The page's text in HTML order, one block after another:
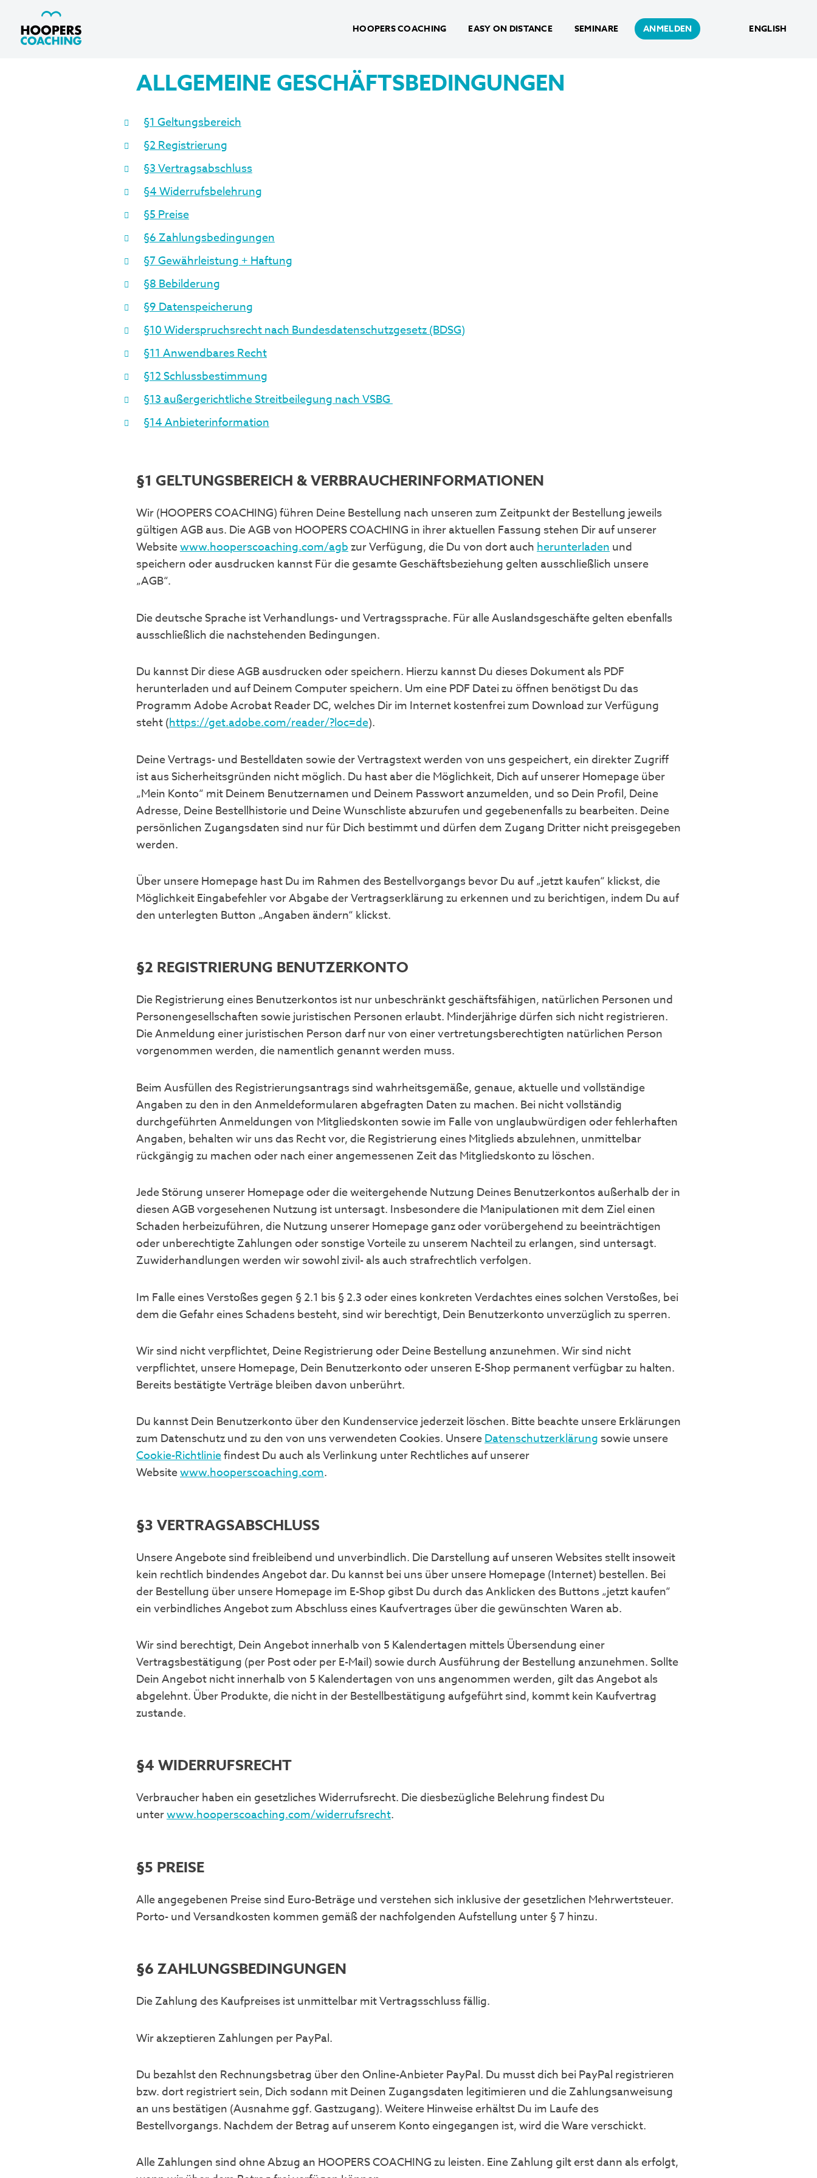
HOOPERS COACHING EASY ON DISTANCE SEMINARE ANMELDEN ENGLISH
ALLGEMEINE GESCHÄFTSBEDINGUNGEN
§1 Geltungsbereich
§2 Registrierung
§3 Vertragsabschluss
§4 Widerrufsbelehrung
§5 Preise
§6 Zahlungsbedingungen
§7 Gewährleistung + Haftung
§8 Bebilderung
§9 Datenspeicherung
§10 Widerspruchsrecht nach Bundesdatenschutzgesetz (BDSG)
§11 Anwendbares Recht
§12 Schlussbestimmung
§13 außergerichtliche Streitbeilegung nach VSBG
§14 Anbieterinformation
§1 GELTUNGSBEREICH & VERBRAUCHERINFORMATIONEN
Wir (HOOPERS COACHING) führen Deine Bestellung nach unseren zum Zeitpunkt der Bestellung jeweils
gültigen AGB aus. Die AGB von HOOPERS COACHING in ihrer aktuellen Fassung stehen Dir auf unserer
Websitewww.hooperscoaching.com/agbzur Verfügung, die Du von dort auchherunterladenund
speichern oder ausdrucken kannst Für die gesamte Geschäftsbeziehung gelten ausschließlich unsere
„AGB“.
Die deutsche Sprache ist Verhandlungs- und Vertragssprache. Für alle Auslandsgeschäfte gelten ebenfalls
ausschließlich die nachstehenden Bedingungen.
Du kannst Dir diese AGB ausdrucken oder speichern. Hierzu kannst Du dieses Dokument als PDF
herunterladen und auf Deinem Computer speichern. Um eine PDF Datei zu öffnen benötigst Du das
Programm Adobe Acrobat Reader DC, welches Dir im Internet kostenfrei zum Download zur Verfügung
steht (https://get.adobe.com/reader/?loc=de).
Deine Vertrags- und Bestelldaten sowie der Vertragstext werden von uns gespeichert, ein direkter Zugriff
ist aus Sicherheitsgründen nicht möglich. Du hast aber die Möglichkeit, Dich auf unserer Homepage über
„Mein Konto“ mit Deinem Benutzernamen und Deinem Passwort anzumelden, und so Dein Profil, Deine
Adresse, Deine Bestellhistorie und Deine Wunschliste abzurufen und gegebenenfalls zu bearbeiten. Deine
persönlichen Zugangsdaten sind nur für Dich bestimmt und dürfen dem Zugang Dritter nicht preisgegeben
werden.
Über unsere Homepage hast Du im Rahmen des Bestellvorgangs bevor Du auf „jetzt kaufen“ klickst, die
Möglichkeit Eingabefehler vor Abgabe der Vertragserklärung zu erkennen und zu berichtigen, indem Du auf
den unterlegten Button „Angaben ändern“ klickst.
§2 REGISTRIERUNG BENUTZERKONTO
Die Registrierung eines Benutzerkontos ist nur unbeschränkt geschäftsfähigen, natürlichen Personen und
Personengesellschaften sowie juristischen Personen erlaubt. Minderjährige dürfen sich nicht registrieren.
Die Anmeldung einer juristischen Person darf nur von einer vertretungsberechtigten natürlichen Person
vorgenommen werden, die namentlich genannt werden muss.
Beim Ausfüllen des Registrierungsantrags sind wahrheitsgemäße, genaue, aktuelle und vollständige
Angaben zu den in den Anmeldeformularen abgefragten Daten zu machen. Bei nicht vollständig
durchgeführten Anmeldungen von Mitgliedskonten sowie im Falle von unglaubwürdigen oder fehlerhaften
Angaben, behalten wir uns das Recht vor, die Registrierung eines Mitglieds abzulehnen, unmittelbar
rückgängig zu machen oder nach einer angemessenen Zeit das Mitgliedskonto zu löschen.
Jede Störung unserer Homepage oder die weitergehende Nutzung Deines Benutzerkontos außerhalb der in
diesen AGB vorgesehenen Nutzung ist untersagt. Insbesondere die Manipulationen mit dem Ziel einen
Schaden herbeizuführen, die Nutzung unserer Homepage ganz oder vorübergehend zu beeinträchtigen
oder unberechtigte Zahlungen oder sonstige Vorteile zu unserem Nachteil zu erlangen, sind untersagt.
Zuwiderhandlungen werden wir sowohl zivil- als auch strafrechtlich verfolgen.
Im Falle eines Verstoßes gegen § 2.1 bis § 2.3 oder eines konkreten Verdachtes eines solchen Verstoßes, bei
dem die Gefahr eines Schadens besteht, sind wir berechtigt, Dein Benutzerkonto unverzüglich zu sperren.
Wir sind nicht verpflichtet, Deine Registrierung oder Deine Bestellung anzunehmen. Wir sind nicht
verpflichtet, unsere Homepage, Dein Benutzerkonto oder unseren E-Shop permanent verfügbar zu halten.
Bereits bestätigte Verträge bleiben davon unberührt.
Du kannst Dein Benutzerkonto über den Kundenservice jederzeit löschen. Bitte beachte unsere Erklärungen
zum Datenschutz und zu den von uns verwendeten Cookies. UnsereDatenschutzerklärung sowie unsere
Cookie-Richtliniefindest Du auch als Verlinkung unter Rechtliches auf unserer
Websitewww.hooperscoaching.com.
§3 VERTRAGSABSCHLUSS
Unsere Angebote sind freibleibend und unverbindlich. Die Darstellung auf unseren Websites stellt insoweit
kein rechtlich bindendes Angebot dar. Du kannst bei uns über unsere Homepage (Internet) bestellen. Bei
der Bestellung über unsere Homepage im E-Shop gibst Du durch das Anklicken des Buttons „jetzt kaufen“
ein verbindliches Angebot zum Abschluss eines Kaufvertrages über die gewünschten Waren ab.
Wir sind berechtigt, Dein Angebot innerhalb von 5 Kalendertagen mittels Übersendung einer
Vertragsbestätigung (per Post oder per E-Mail) sowie durch Ausführung der Bestellung anzunehmen. Sollte
Dein Angebot nicht innerhalb von 5 Kalendertagen von uns angenommen werden, gilt das Angebot als
abgelehnt. Über Produkte, die nicht in der Bestellbestätigung aufgeführt sind, kommt kein Kaufvertrag
zustande.
§4 WIDERRUFSRECHT
Verbraucher haben ein gesetzliches Widerrufsrecht. Die diesbezügliche Belehrung findest Du
unterwww.hooperscoaching.com/widerrufsrecht.
§5 PREISE
Alle angegebenen Preise sind Euro-Beträge und verstehen sich inklusive der gesetzlichen Mehrwertsteuer.
Porto- und Versandkosten kommen gemäß der nachfolgenden Aufstellung unter § 7 hinzu.
§6 ZAHLUNGSBEDINGUNGEN
Die Zahlung des Kaufpreises ist unmittelbar mit Vertragsschluss fällig.
Wir akzeptieren Zahlungen per PayPal.
Du bezahlst den Rechnungsbetrag über den Online-Anbieter PayPal. Du musst dich bei PayPal registrieren
bzw. dort registriert sein, Dich sodann mit Deinen Zugangsdaten legitimieren und die Zahlungsanweisung
an uns bestätigen (Ausnahme ggf. Gastzugang). Weitere Hinweise erhältst Du im Laufe des
Bestellvorgangs. Nachdem der Betrag auf unserem Konto eingegangen ist, wird die Ware verschickt.
Alle Zahlungen sind ohne Abzug an HOOPERS COACHING zu leisten. Eine Zahlung gilt erst dann als erfolgt,